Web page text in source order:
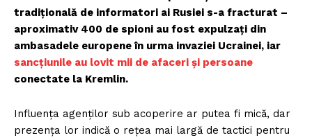
tradițională de informatori ai Rusiei s-a fracturat –
aproximativ 400 de spioni au fost expulzați din
ambasadele europene în urma invaziei Ucrainei, iar
sancțiunile au lovit mii de afaceri și persoane
conectate la Kremlin.
Influența agenților sub acoperire ar putea fi mică, dar
prezența lor indică o rețea mai largă de tactici pentru